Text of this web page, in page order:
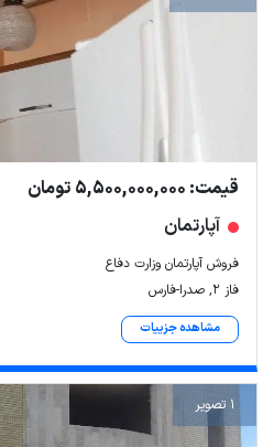
قیمت: 5,500,000,000 تومان
آپارتمان
فروش آپارتمان وزارت دفاع
فاز ۲, صدرا-فارس
مشاهده جزییات
1 تصویر